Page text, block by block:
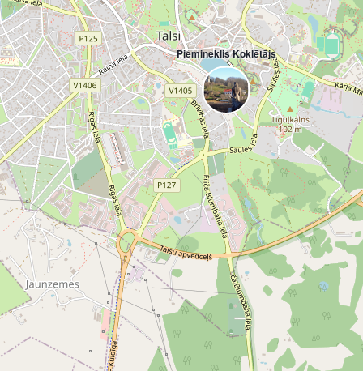
Piemineklis Koklētājs